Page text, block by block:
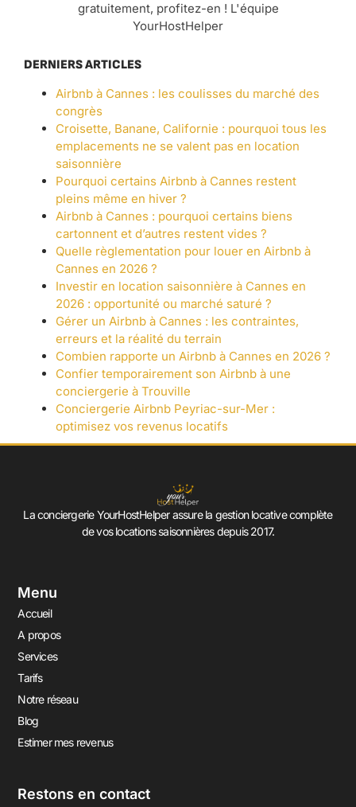
gratuitement, profitez-en ! L'équipe
YourHostHelper
DERNIERS ARTICLES
Airbnb à Cannes : les coulisses du marché des
congrès
Croisette, Banane, Californie : pourquoi tous les
emplacements ne se valent pas en location
saisonnière
Pourquoi certains Airbnb à Cannes restent
pleins même en hiver ?
Airbnb à Cannes : pourquoi certains biens
cartonnent et d’autres restent vides ?
Quelle règlementation pour louer en Airbnb à
Cannes en 2026 ?
Investir en location saisonnière à Cannes en
2026 : opportunité ou marché saturé ?
Gérer un Airbnb à Cannes : les contraintes,
erreurs et la réalité du terrain
Combien rapporte un Airbnb à Cannes en 2026 ?
Confier temporairement son Airbnb à une
conciergerie à Trouville
Conciergerie Airbnb Peyriac-sur-Mer :
optimisez vos revenus locatifs
La conciergerie YourHostHelper assure la gestion locative complète
de vos locations saisonnières depuis 2017.
Menu
Accueil
A propos
Services
Tarifs
Notre réseau
Blog
Estimer mes revenus
Restons en contact